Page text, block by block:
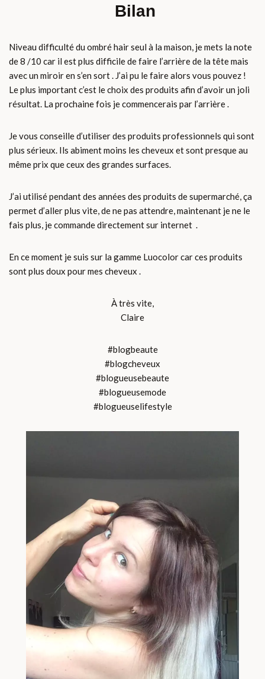
Bilan
Niveau difficulté du ombré hair seul à la maison, je mets la note
de 8 /10 car il est plus difficile de faire l’arrière de la tête mais
avec un miroir en s’en sort . J’ai pu le faire alors vous pouvez !
Le plus important c’est le choix des produits afin d’avoir un joli
résultat. La prochaine fois je commencerais par l’arrière .
Je vous conseille d’utiliser des produits professionnels qui sont
plus sérieux. Ils abiment moins les cheveux et sont presque au
même prix que ceux des grandes surfaces.
J’ai utilisé pendant des années des produits de supermarché, ça
permet d’aller plus vite, de ne pas attendre, maintenant je ne le
fais plus, je commande directement sur internet .
En ce moment je suis sur la gamme Luocolor car ces produits
sont plus doux pour mes cheveux .
À très vite,
Claire
#blogbeaute
#blogcheveux
#blogueusebeaute
#blogueusemode
#blogueuselifestyle